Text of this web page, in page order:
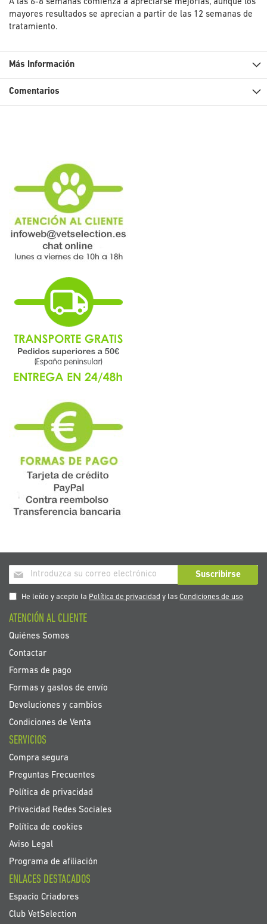
A las 6-8 semanas comienza a apreciarse mejorías, aunque los
mayores resultados se aprecian a partir de las 12 semanas de
tratamiento.
Más Información
Comentarios
Inscríbase
a
nuestro
de
noticias:
Suscribirse
He leído y acepto la Política de privacidad y lasCondiciones de uso
ATENCIÓN AL CLIENTE
Quiénes Somos
Contactar
Formas de pago
Formas y gastos de envío
Devoluciones y cambios
Condiciones de Venta
SERVICIOS
Compra segura
Preguntas Frecuentes
Política de privacidad
Privacidad Redes Sociales
Política de cookies
Aviso Legal
Programa de afiliación
ENLACES DESTACADOS
Espacio Criadores
Club VetSelection